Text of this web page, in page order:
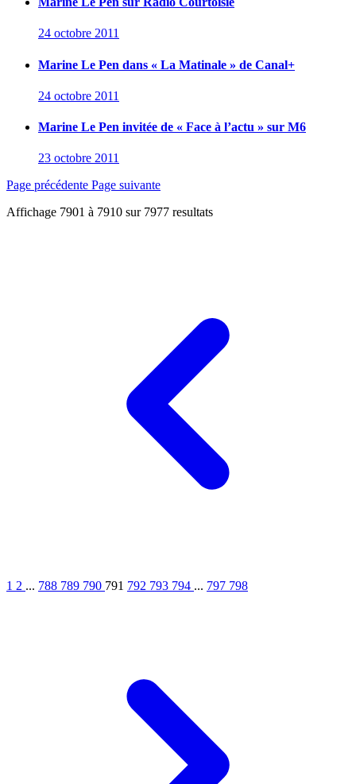
24 octobre 2011
Marine Le Pen dans « La Matinale » de Canal+
24 octobre 2011
Marine Le Pen invitée de « Face à l’actu » sur M6
23 octobre 2011
Page précédente Page suivante
Affichage 7901 à 7910 sur 7977 resultats
1 2 ... 788 789 790 791 792 793 794 ... 797 798